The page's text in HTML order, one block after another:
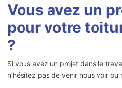
Vous avez un
pour votre
?
Si vous avez un projet dans le
n’hésitez pas de venir nous voir ou